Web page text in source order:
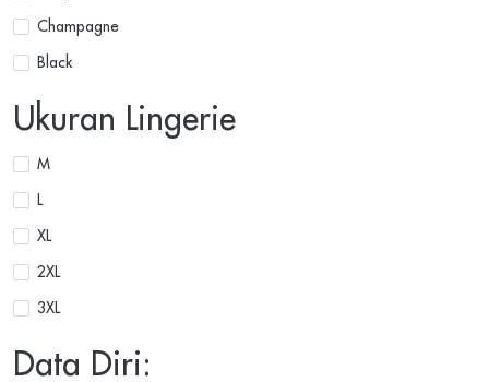
Champagne
Black
Ukuran Lingerie
M
L
XL
2XL
3XL
Data Diri: